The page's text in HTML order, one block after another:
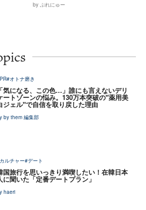
by ぷれにゅー
#オトナ磨き
「気になる、この色…」誰にも言えないデリ
ートゾーンの悩み。130万本突破の"薬用美
ジェル"で自信を取り戻した理由
by them 編集部
ルチャー#デート
国旅行を思いっきり満喫したい！在韓日本
に聞いた「定番デートプラン」
haeri